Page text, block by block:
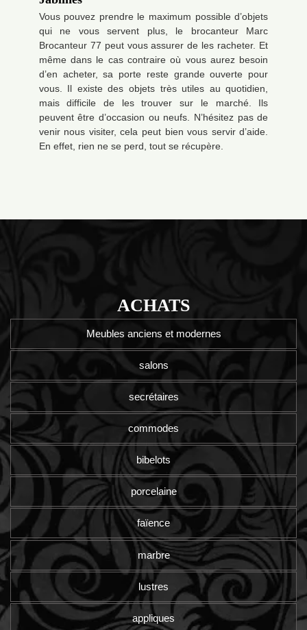
Vous pouvez prendre le maximum possible d’objets
qui ne vous servent plus, le brocanteur Marc
Brocanteur 77 peut vous assurer de les racheter. Et
même dans le cas contraire où vous aurez besoin
d’en acheter, sa porte reste grande ouverte pour
vous. Il existe des objets très utiles au quotidien,
mais difficile de les trouver sur le marché. Ils
peuvent être d’occasion ou neufs. N’hésitez pas de
venir nous visiter, cela peut bien vous servir d’aide.
En effet, rien ne se perd, tout se récupère.
ACHATS
Meubles anciens et modernes
salons
secrétaires
commodes
bibelots
porcelaine
faïence
marbre
lustres
appliques